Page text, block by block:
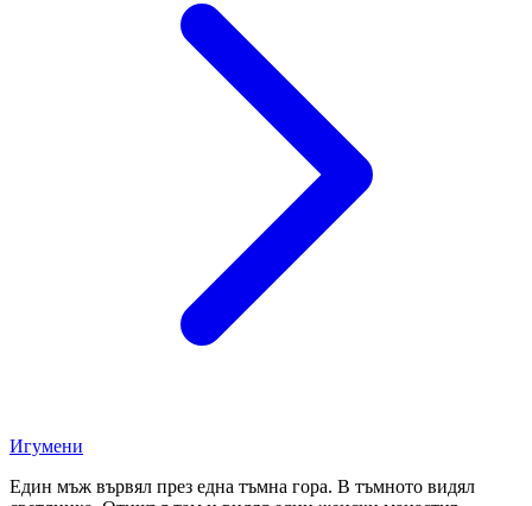
Игумени
Един мъж вървял през една тъмна гора. В тъмното видял